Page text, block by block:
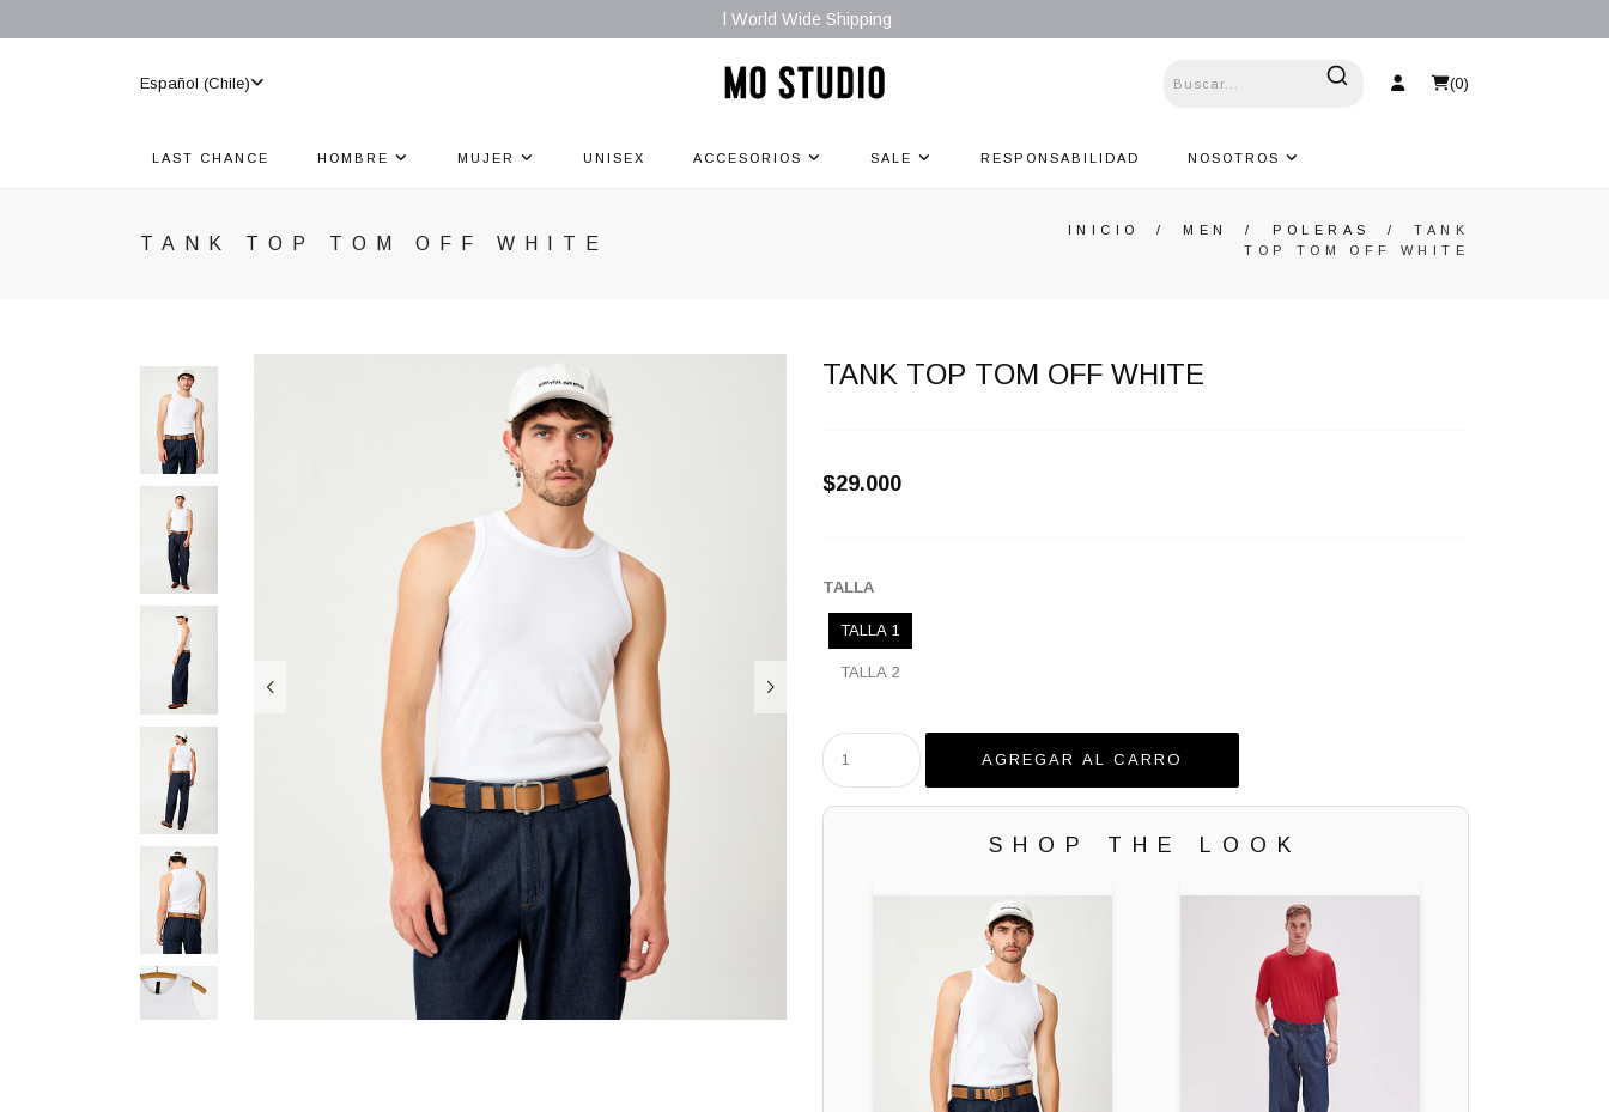
l World Wide Shipping
Español (Chile) (0)
LAST CHANCE HOMBRE MUJER UNISEX ACCESORIOS SALE RESPONSABILIDAD NOSOTROS
TANK TOP TOM OFF WHITE
INICIO /MEN / POLERAS /TANK
TOP TOM OFF WHITE
TANK TOP TOM OFF WHITE
$29.000
TALLA
TALLA 1
TALLA 2
SHOP THE LOOK